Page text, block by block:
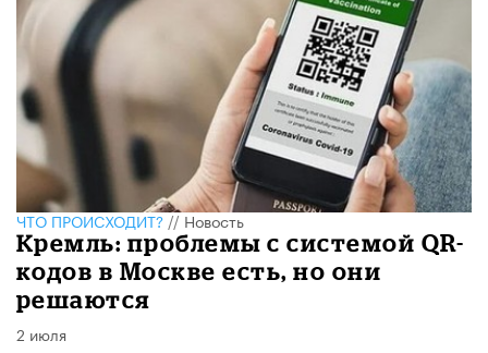
ЧТО ПРОИСХОДИТ?//Новость
Кремль: проблемы с системой QR-
кодов в Москве есть, но они
решаются
2 июля